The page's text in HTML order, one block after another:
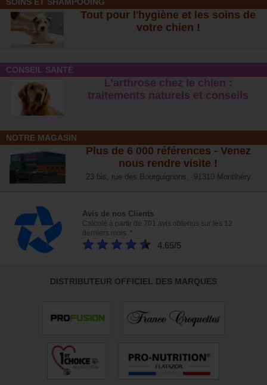
SOINS ET SHAMPOOING
Tout pour l'hygiène et les soins de
votre chien !
CONSEIL SANTÉ
L’arthrose chez le chien :
traitements naturels et conseil s
NOTRE MAGASIN
Plus de 6 000 références - Venez
nous rendre visite !
23 bis, rue des Bourguignons, 91310 Montlhéry
Avis de nos Clients
Calculé à partir de 701 avis obtenus sur les 12
derniers mois. *
4.65/5
DISTRIBUTEUR OFFICIEL DES MARQUES